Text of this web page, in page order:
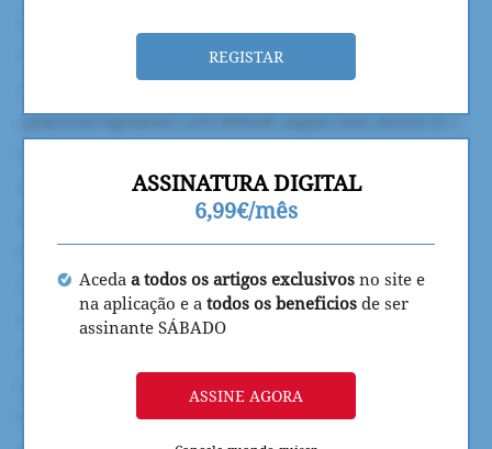
REGISTAR
ASSINATURA DIGITAL
6,99€/mês
Aceda a todos os artigos exclusivos no site e
na aplicação e a todos os beneficios de ser
assinante SÁBADO
ASSINE AGORA